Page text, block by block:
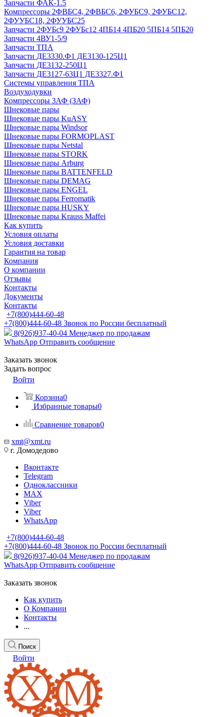
Запчасти ФАК-1.5
Компрессоры 2ФВБС4, 2ФВБС6, 2ФУБС9, 2ФУБС12,
2ФУУБС18, 2ФУУБС25
Запчасти 2ФУБс9 2ФУБс12 4ПБ14 4ПБ20 5ПБ14 5ПБ20
Запчасти 4ВУ1-5/9
Запчасти ТПА
Запчасти ДЕ3330.Ф1 ДЕ3130-125Ц1
Запчасти ДЕ3132-250Ц1
Запчасти ДЕ3127-63Ц1 ДЕ3327.Ф1
Системы управления ТПА
Воздуходувки
Компрессоры 3АФ (ЗАФ)
Шнековые пары
Шнековые пары KuASY
Шнековые пары Windsor
Шнековые пары FORMOPLAST
Шнековые пары Netstal
Шнековые пары STORK
Шнековые пары Arburg
Шнековые пары BATTENFELD
Шнековые пары DEMAG
Шнековые пары ENGEL
Шнековые пары Ferromatik
Шнековые пары HUSKY
Шнековые пары Krauss Maffei
Как купить
Условия оплаты
Условия доставки
Гарантия на товар
Компания
О компании
Отзывы
Контакты
Документы
Контакты
+7(800)444-60-48
+7(800)444-60-48 Звонок по России бесплатный
8(926)937-40-04 Менеджер по продажам
WhatsApp Отправить сообщение
Заказать звонок
Задать вопрос
Войти
Корзина0
Избранные товары0
Сравнение товаров0
xmt@xmt.ru
г. Домодедово
Вконтакте
Telegram
Одноклассники
MAX
Viber
Viber
WhatsApp
+7(800)444-60-48
+7(800)444-60-48 Звонок по России бесплатный
8(926)937-40-04 Менеджер по продажам
WhatsApp Отправить сообщение
Заказать звонок
Как купить
О Компании
Контакты
...
Поиск
Войти